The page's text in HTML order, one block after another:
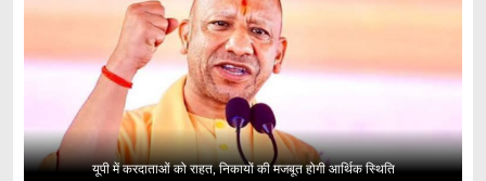
यूपी में करदाताओं को राहत, निकायों की मजबूत होगी आर्थिक स्थिति